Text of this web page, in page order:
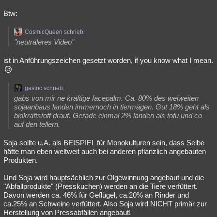
Btw:
CosmicQueen schrieb:
"neutraleres Video"
ist in Anführungszeichen gesetzt worden, if you know what I mean.
gastric schrieb:
gabs von mir ne kräftige facepalm. Ca. 80% des welweiten
sojaanbaus landen immernoch in tiermägen. Gut 18% geht als
biokraftstoff drauf. Gerade einmal 2% landen als tofu und co
auf den tellern.
Soja sollte u.A. als BEISPIEL für Monokulturen sein, dass Selbe
hätte man eben weltweit auch bei anderen pflanzlich angebauten
Produkten.
Und Soja wird hauptsächlich zur Ölgewinnung angebaut und die
"Abfallprodukte" (Presskuchen) werden an die Tiere verfüttert.
Davon werden ca. 46% für Geflügel, ca.20% an Rinder und
ca.25% an Schweine verfüttert. Also Soja wird NICHT primär zur
Herstellung von Pressabfällen angebaut!